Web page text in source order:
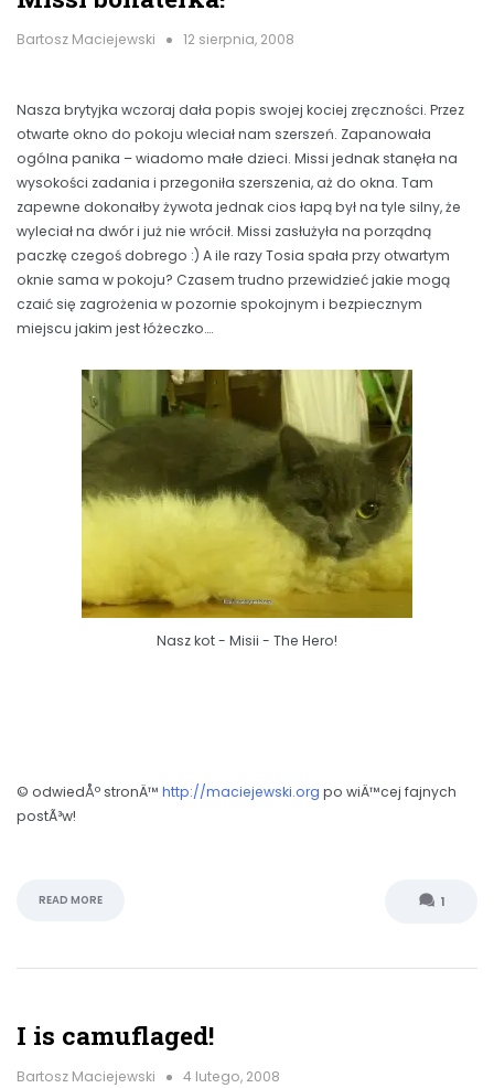
Bartosz Maciejewski 12 sierpnia, 2008
Nasza brytyjka wczoraj dała popis swojej kociej zręczności. Przez
otwarte okno do pokoju wleciał nam szerszeń. Zapanowała
ogólna panika – wiadomo małe dzieci. Missi jednak stanęła na
wysokości zadania i przegoniła szerszenia, aż do okna. Tam
zapewne dokonałby żywota jednak cios łapą był na tyle silny, że
wyleciał na dwór i już nie wrócił. Missi zasłużyła na porządną
paczkę czegoś dobrego :) A ile razy Tosia spała przy otwartym
oknie sama w pokoju? Czasem trudno przewidzieć jakie mogą
czaić się zagrożenia w pozornie spokojnym i bezpiecznym
miejscu jakim jest łóżeczko….
Nasz kot - Misii - The Hero!
© odwiedÅº stronÄ™ http://maciejewski.org po wiÄ™cej fajnych
postÃ³w!
READ MORE 1
I is camuflaged!
Bartosz Maciejewski 4 lutego, 2008